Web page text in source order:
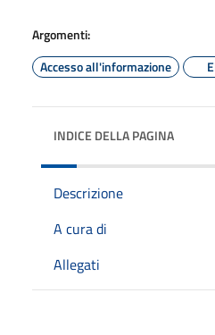
Argomenti:
Accesso all'informazione
INDICE DELLA PAGINA
Descrizione
A cura di
Allegati